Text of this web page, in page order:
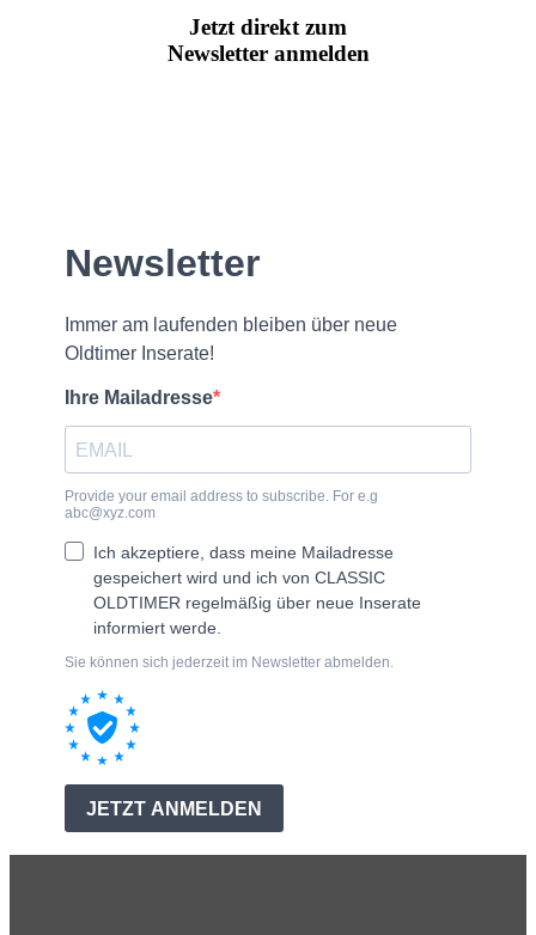
Jetzt direkt zum
Newsletter anmelden